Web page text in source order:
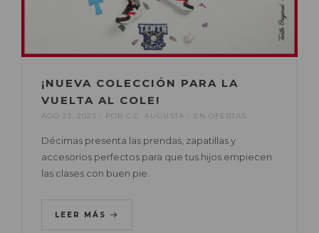
¡NUEVA COLECCIÓN PARA LA
VUELTA AL COLE!
AGO 23, 2023 POR C.C. AUGUSTA EN OFERTAS
Décimas presenta las prendas, zapatillas y
accesorios perfectos para que tus hijos empiecen
las clases con buen pie.
LEER MÁS